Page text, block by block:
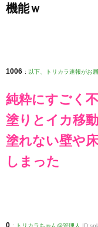
機能ｗ
1006 : 以下、トリカラ速報がお
純粋にすごく
塗りとイカ移
塗れない壁や
しまった
0 : トリカラちゃん@管理人